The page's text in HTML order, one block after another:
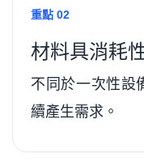
重點 02
材料具消耗
不同於一次性設
續產生需求。